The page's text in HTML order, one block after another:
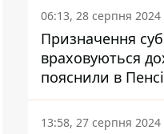
06:13, 28 серпня 2024
Призначення
враховуються
пояснили в
фонді
13:58, 27 серпня 2024